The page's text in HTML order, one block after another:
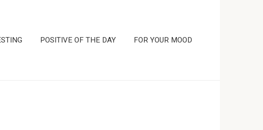
POSITIVE OF THE DAY FOR YOUR MOOD